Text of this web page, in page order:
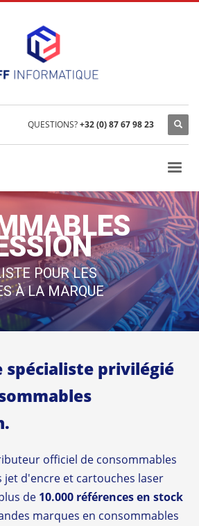
QUESTIONS?+32 (0) 87 67 98 23
POUR LES
À LA MARQUE
spécialiste privilégié
officiel de consommables
jet d'encre et cartouches laser
de 10.000 références en stock
marques en consommables